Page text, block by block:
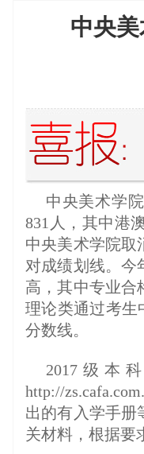
中央
中央美术学
831人，其中港
中央美术学院取
对成绩划线。今
高，其中专业合
理论类通过考生
分数线。
2017级本
http://
出的有入学手册
关材料，根据要